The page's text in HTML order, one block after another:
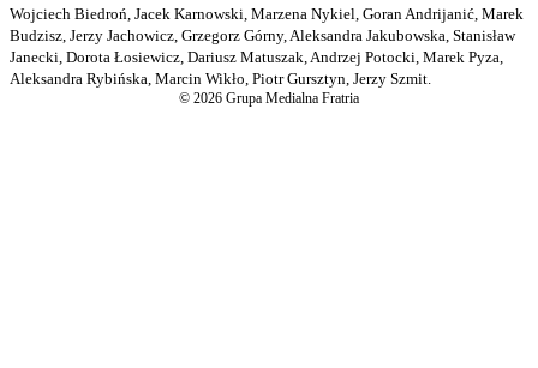
Wojciech Biedroń, Jacek Karnowski, Marzena Nykiel, Goran Andrijanić, Marek
Budzisz, Jerzy Jachowicz, Grzegorz Górny, Aleksandra Jakubowska, Stanisław
Janecki, Dorota Łosiewicz, Dariusz Matuszak, Andrzej Potocki, Marek Pyza,
Aleksandra Rybińska, Marcin Wikło, Piotr Gursztyn, Jerzy Szmit.
© 2026 Grupa Medialna Fratria